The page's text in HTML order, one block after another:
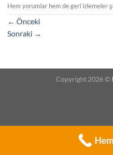
Hem yorumlar hem de geri izlemeler
← Önceki
Sonraki →
Copyright 2026 ©